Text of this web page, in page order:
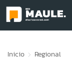
Inicio Regional